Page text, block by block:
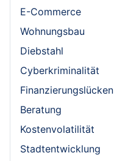
E-Commerce
Wohnungsbau
Diebstahl
Cyberkriminalität
Finanzierungslücken
Beratung
Kostenvolatilität
Stadtentwicklung